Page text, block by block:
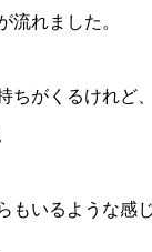
流れました。
ちがくるけれど
もいるような感